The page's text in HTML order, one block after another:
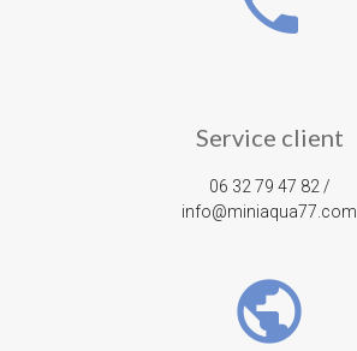
Service client
06 32 79 47 82 /
info@miniaqua77.com
public